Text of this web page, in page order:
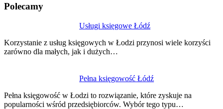
Polecamy
Usługi księgowe Łódź
Korzystanie z usług księgowych w Łodzi przynosi wiele korzyści
zarówno dla małych, jak i dużych…
Pełna księgowość Łódź
Pełna księgowość w Łodzi to rozwiązanie, które zyskuje na
popularności wśród przedsiębiorców. Wybór tego typu…
wpisu